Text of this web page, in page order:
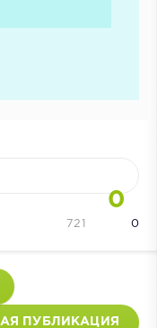
0
0
721
ПУБЛИКАЦИЯ